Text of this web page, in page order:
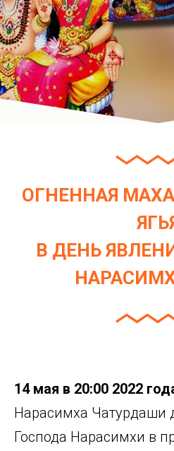
ОГНЕННАЯ
В ДЕНЬ
14 мая в 20:00 2022
Нарасимха Чатурдаши
Господа Нарасимхи в